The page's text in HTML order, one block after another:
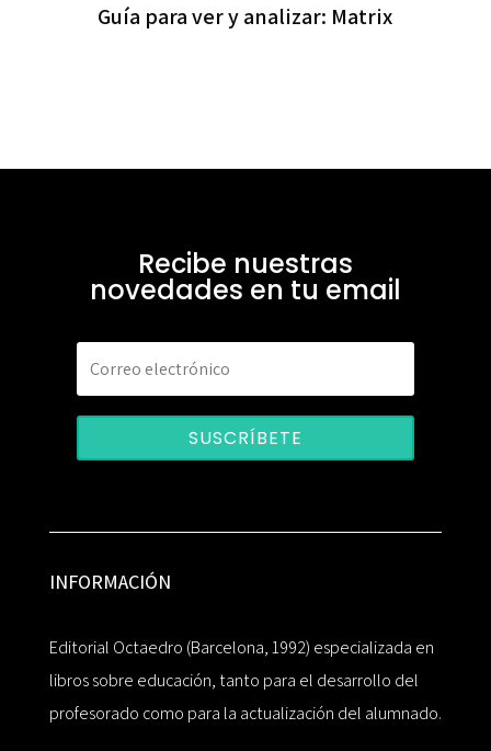
Guía para ver y analizar: Matrix
Recibe nuestras
novedades en tu email
SUSCRÍBETE
INFORMACIÓN
Editorial Octaedro (Barcelona, 1992) especializada en
libros sobre educación, tanto para el desarrollo del
profesorado como para la actualización del alumnado.